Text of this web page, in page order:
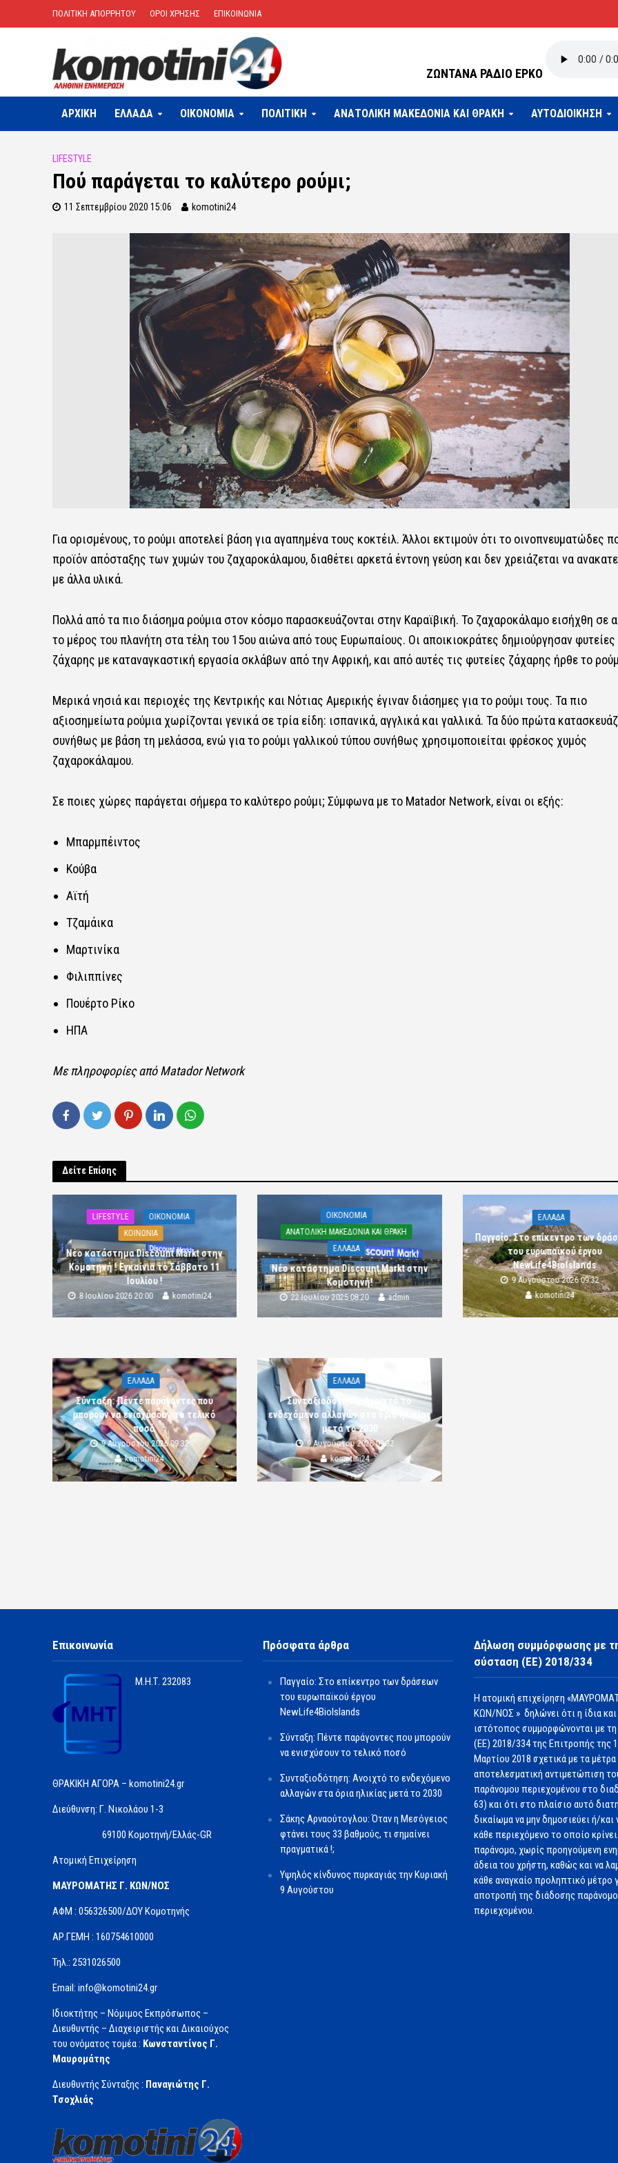
ΠΟΛΙΤΙΚΗ ΑΠΟΡΡΗΤΟΥ ΟΡΟΙ ΧΡΗΣΗΣ ΕΠΙΚΟΙΝΩΝΙΑ
ΖΩΝΤΑΝΑ ΡΑΔΙΟ ΕΡΚΟ
ΑΡΧΙΚΗ ΕΛΛΑΔΑ OIKONOMIA ΠΟΛΙΤΙΚΗ ΑΝΑΤΟΛΙΚΗ ΜΑΚΕΔΟΝΙΑ ΚΑΙ ΘΡΑΚΗ ΑΥΤΟΔΙΟΙΚΗΣΗ
LIFESTYLE
Πού παράγεται το καλύτερο ρούμι;
11 Σεπτεμβρίου 2020 15:06 komotini24
Για ορισμένους, το ρούμι αποτελεί βάση για αγαπημένα τους κοκτέιλ. Άλλοι εκτιμούν ότι το οινοπνευματώδες
προϊόν απόσταξης των χυμών του ζαχαροκάλαμου, διαθέτει αρκετά έντονη γεύση και δεν χρειάζεται να
με άλλα υλικά.
Πολλά από τα πιο διάσημα ρούμια στον κόσμο παρασκευάζονται στην Καραϊβική. Το ζαχαροκάλαμο εισήχθη σε
το μέρος του πλανήτη στα τέλη του 15ου αιώνα από τους Ευρωπαίους. Οι αποικιοκράτες δημιούργησαν φυτείες
ζάχαρης με καταναγκαστική εργασία σκλάβων από την Αφρική, και από αυτές τις φυτείες ζάχαρης ήρθε το
Μερικά νησιά και περιοχές της Κεντρικής και Νότιας Αμερικής έγιναν διάσημες για το ρούμι τους. Τα πιο
αξιοσημείωτα ρούμια χωρίζονται γενικά σε τρία είδη: ισπανικά, αγγλικά και γαλλικά. Τα δύο πρώτα
συνήθως με βάση τη μελάσσα, ενώ για το ρούμι γαλλικού τύπου συνήθως χρησιμοποιείται φρέσκος ​​χυμός
ζαχαροκάλαμου.
Σε ποιες χώρες παράγεται σήμερα το καλύτερο ρούμι; Σύμφωνα με το Matador Network, είναι οι εξής:
Μπαρμπέιντος
Κούβα
Αϊτή
Τζαμάικα
Μαρτινίκα
Φιλιππίνες
Πουέρτο Ρίκο
ΗΠΑ
Με πληροφορίες από Matador Network
Δείτε Επίσης
LIFESTYLE
OIKONOMIA
ΚΟΙΝΩΝΙΑ
Νέο κατάστημα Discount Markt στην
Κομοτηνή ! Εγκαίνια το Σάββατο 11
Ιουλίου !
8 Ιουλίου 2026 20:00 komotini24
OIKONOMIA
ΑΝΑΤΟΛΙΚΗ ΜΑΚΕΔΟΝΙΑ ΚΑΙ ΘΡΑΚΗ
ΕΛΛΑΔΑ
Νέο κατάστημα Discount Markt στην
Κομοτηνή!
22 Ιουλίου 2025 08:20 admin
ΕΛΛΑΔΑ
Παγγαίο: Στο επίκεντρο των
του ευρωπαϊκού έργου
NewLife4BioIslands
9 Αυγούστου 2026 09:32
komotini24
ΕΛΛΑΔΑ
Σύνταξη: Πέντε παράγοντες που
μπορούν να ενισχύσουν το τελικό
ποσό
9 Αυγούστου 2026 09:32
komotini24
ΕΛΛΑΔΑ
Συνταξιοδότηση: Ανοιχτό το
ενδεχόμενο αλλαγών στα όρια ηλικίας
μετά το 2030
9 Αυγούστου 2026 09:32
komotini24
Επικοινωνία
Μ.Η.Τ. 232083
ΘΡΑΚΙΚΗ ΑΓΟΡΑ – komotini24.gr
Διεύθυνση: Γ. Νικολάου 1-3
69100 Κομοτηνή/Ελλάς-GR
Ατομική Επιχείρηση
ΜΑΥΡΟΜΑΤΗΣ Γ. ΚΩΝ/ΝΟΣ
ΑΦΜ : 056326500/ΔOΥ Κομοτηνής
ΑΡ.ΓΕΜΗ : 160754610000
Τηλ.: 2531026500
Email: info@komotini24.gr
Ιδιοκτήτης – Νόμιμος Εκπρόσωπος –
Διευθυντής – Διαχειριστής και Δικαιούχος
του ονόματος τομέα : Κωνσταντίνος Γ.
Μαυρομάτης
Διευθυντής Σύνταξης : Παναγιώτης Γ.
Τσοχλιάς
Πρόσφατα άρθρα
Παγγαίο: Στο επίκεντρο των δράσεων
του ευρωπαϊκού έργου
NewLife4BioIslands
Σύνταξη: Πέντε παράγοντες που μπορούν
να ενισχύσουν το τελικό ποσό
Συνταξιοδότηση: Ανοιχτό το ενδεχόμενο
αλλαγών στα όρια ηλικίας μετά το 2030
Σάκης Αρναούτογλου: Όταν η Μεσόγειος
φτάνει τους 33 βαθμούς, τι σημαίνει
πραγματικά !;
Υψηλός κίνδυνος πυρκαγιάς την Κυριακή
9 Αυγούστου
Δήλωση συμμόρφωσης με
σύσταση (ΕΕ) 2018/334
Η ατομική επιχείρηση
ΚΩΝ/ΝΟΣ » δηλώνει ότι η ίδια
ιστότοπος συμμορφώνονται με
(ΕΕ) 2018/334 της Επιτροπής της
Μαρτίου 2018 σχετικά με τα μέτρα
αποτελεσματική αντιμετώπιση
παράνομου περιεχομένου στο
63) και ότι στο πλαίσιο αυτό
δικαίωμα να μην δημοσιεύει ή/και
κάθε περιεχόμενο το οποίο κρίνει
παράνομο, χωρίς προηγούμενη
άδεια του χρήστη, καθώς και να
κάθε αναγκαίο προληπτικό μέτρο
αποτροπή της διάδοσης
περιεχομένου.